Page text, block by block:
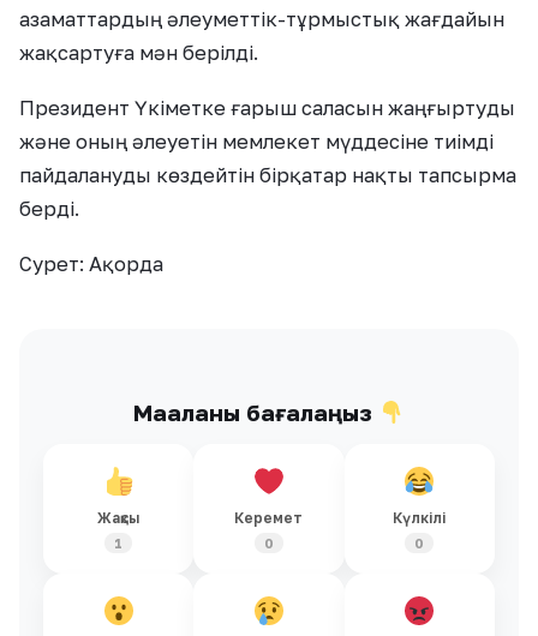
азаматтардың әлеуметтік-тұрмыстық жағдайын
жақсартуға мән берілді.
Президент Үкіметке ғарыш саласын жаңғыртуды
және оның әлеуетін мемлекет мүддесіне тиімді
пайдалануды көздейтін бірқатар нақты тапсырма
берді.
Сурет: Ақорда
Мақаланы бағалаңыз
Жақсы
1
Керемет
0
Күлкілі
0